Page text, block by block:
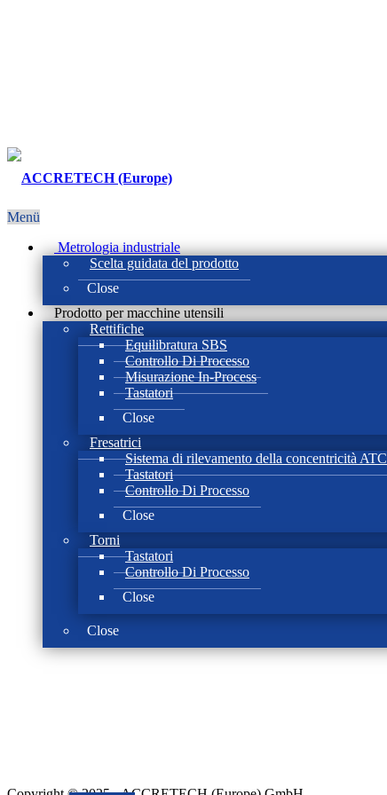
Menü
Metrologia industriale
Scelta guidata del prodotto
Close
Prodotto per macchine utensili
Rettifiche
Equilibratura SBS
Controllo Di Processo
Misurazione In-Process
Tastatori
Close
Fresatrici
Sistema di rilevamento della concentricità ATC
Tastatori
Controllo Di Processo
Close
Torni
Tastatori
Controllo Di Processo
Close
Close